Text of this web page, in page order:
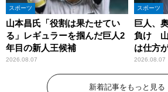
スポーツ
山本昌氏「役割は果たせてい
る」レギュラーを掴んだ巨人2
年目の新人王候補
2026.08.07
スポーツ
巨人、
負け 山
は仕方
2026.08.07
新着記事をもっと見る